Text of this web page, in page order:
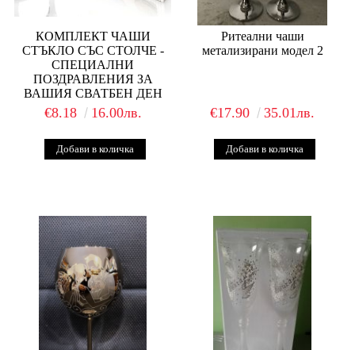
КОМПЛЕКТ ЧАШИ
СТЪКЛО СЪС СТОЛЧЕ -
СПЕЦИАЛНИ
ПОЗДРАВЛЕНИЯ ЗА
ВАШИЯ СВАТБЕН ДЕН
€8.18 16.00лв.
Ритеални чаши
метализирани модел 2
€17.90 35.01лв.